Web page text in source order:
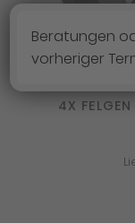
4X
Beratungen
vorheriger